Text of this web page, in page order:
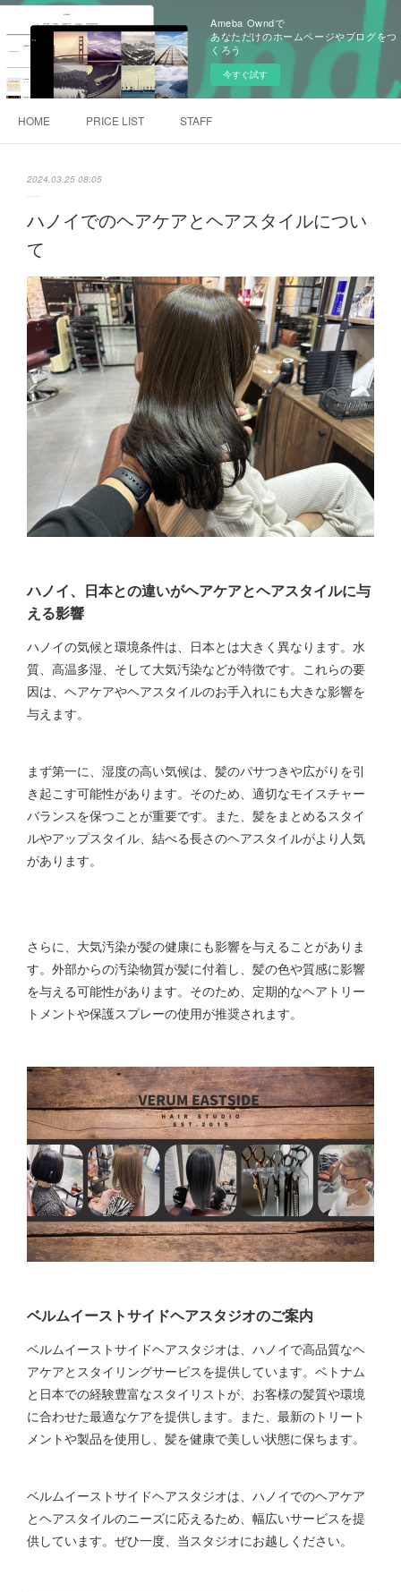
Ameba Owndで
あなただけのホームページやブログをつ
くろう
今すぐ試す
HOME PRICE LIST STAFF
2024.03.25 08:05
ハノイでのヘアケアとヘアスタイルについ
て
ハノイ、日本との違いがヘアケアとヘアスタイルに与
える影響
ハノイの気候と環境条件は、日本とは大きく異なります。水
質、高温多湿、そして大気汚染などが特徴です。これらの要
因は、ヘアケアやヘアスタイルのお手入れにも大きな影響を
与えます。
まず第一に、湿度の高い気候は、髪のパサつきや広がりを引
き起こす可能性があります。そのため、適切なモイスチャー
バランスを保つことが重要です。また、髪をまとめるスタイ
ルやアップスタイル、結べる長さのヘアスタイルがより人気
があります。
さらに、大気汚染が髪の健康にも影響を与えることがありま
す。外部からの汚染物質が髪に付着し、髪の色や質感に影響
を与える可能性があります。そのため、定期的なヘアトリー
トメントや保護スプレーの使用が推奨されます。
ベルムイーストサイドヘアスタジオのご案内
ベルムイーストサイドヘアスタジオは、ハノイで高品質なヘ
アケアとスタイリングサービスを提供しています。ベトナム
と日本での経験豊富なスタイリストが、お客様の髪質や環境
に合わせた最適なケアを提供します。また、最新のトリート
メントや製品を使用し、髪を健康で美しい状態に保ちます。
ベルムイーストサイドヘアスタジオは、ハノイでのヘアケア
とヘアスタイルのニーズに応えるため、幅広いサービスを提
供しています。ぜひ一度、当スタジオにお越しください。